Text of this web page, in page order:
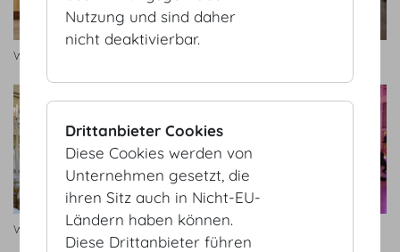
Wintergarten
Wintergarten Wintergarten
Nutzung und sind daher
nicht deaktivierbar.
Drittanbieter Cookies
Diese Cookies werden von
Unternehmen gesetzt, die
ihren Sitz auch in Nicht-EU-
Ländern haben können.
Diese Drittanbieter führen